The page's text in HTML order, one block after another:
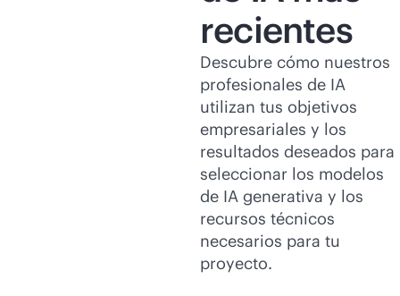
recientes
Descubre cómo nuestros
profesionales de IA
utilizan tus objetivos
empresariales y los
resultados deseados para
seleccionar los modelos
de IA generativa y los
recursos técnicos
necesarios para tu
proyecto.